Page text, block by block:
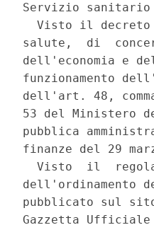
Servizio
Visto il
salute,  di
dell'economia e
funzionamento
dell'art. 48,
53 del Ministero
pubblica
finanze del 29
Visto  il
dell'ordinamento
pubblicato sul
Gazzetta